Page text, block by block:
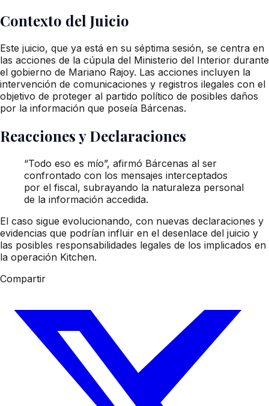
Contexto del Juicio
Este juicio, que ya está en su séptima sesión, se centra en
las acciones de la cúpula del Ministerio del Interior durante
el gobierno de Mariano Rajoy. Las acciones incluyen la
intervención de comunicaciones y registros ilegales con el
objetivo de proteger al partido político de posibles daños
por la información que poseía Bárcenas.
Reacciones y Declaraciones
“Todo eso es mío”, afirmó Bárcenas al ser
confrontado con los mensajes interceptados
por el fiscal, subrayando la naturaleza personal
de la información accedida.
El caso sigue evolucionando, con nuevas declaraciones y
evidencias que podrían influir en el desenlace del juicio y
las posibles responsabilidades legales de los implicados en
la operación Kitchen.
Compartir